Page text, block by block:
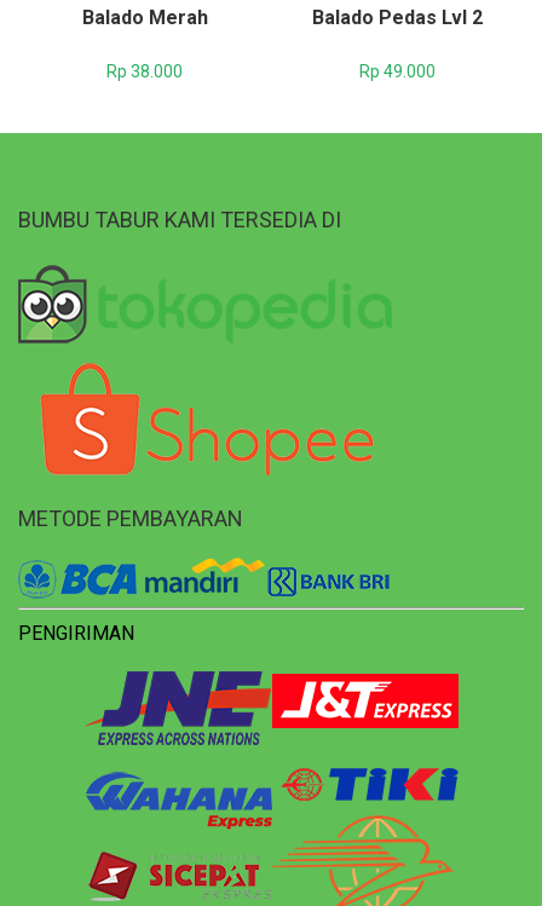
Balado Merah
Rp 38.000
Balado Pedas Lvl 2
Rp 49.000
BUMBU TABUR KAMI TERSEDIA DI
METODE PEMBAYARAN
PENGIRIMAN